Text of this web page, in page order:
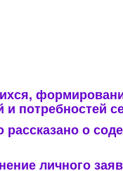
и потребностей
о
личного